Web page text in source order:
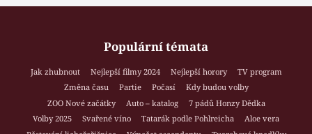
Populární témata
Jak zhubnout Nejlepší filmy 2024 Nejlepší horory
TV program
Změna času
Partie Počasí
Kdy budou volby
ZOO Nové začátky
Auto – katalog
7 pádů Honzy Dědka
Volby 2025
Svařené víno Tatarák podle Pohlreicha
Aloe vera